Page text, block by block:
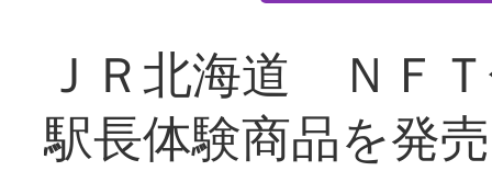
ＪＲ北海道 ＮＦ
駅長体験商品を発売